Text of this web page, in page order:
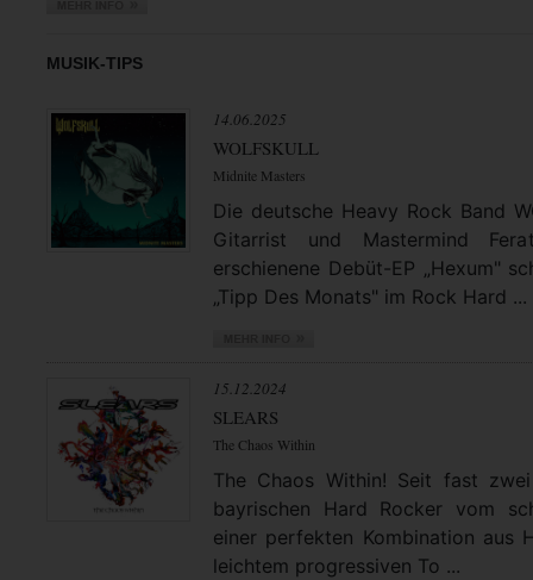
MUSIK-TIPS
14.06.2025
WOLFSKULL
Midnite Masters
Die deutsche Heavy Rock Band
Gitarrist und Mastermind
erschienene Debüt-EP „Hexum"
„Tipp Des Monats" im Rock Hard ...
15.12.2024
SLEARS
The Chaos Within
The Chaos Within! Seit fast
bayrischen Hard Rocker vom
einer perfekten Kombination aus
leichtem progressiven To ...